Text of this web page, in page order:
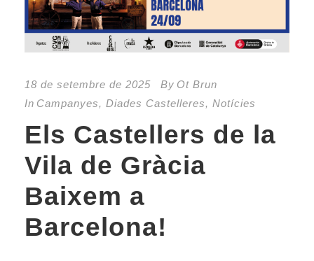
18 de setembre de 2025 By Ot Brun
In Campanyes, Diades Castelleres, Notícies
Els Castellers de la
Vila de Gràcia
Baixem a
Barcelona!